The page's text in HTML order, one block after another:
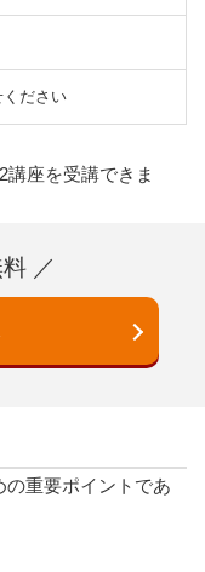
ださい
講座を受講できま
料 ／
重要ポイントであ